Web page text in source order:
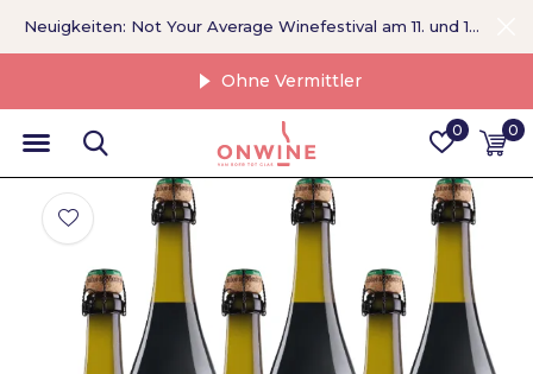
0 0
Ohne Vermittler
Neuigkeiten: Not Your Average Winefestival am 11. und 12. September >